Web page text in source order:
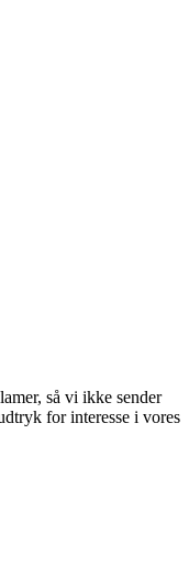
så vi ikke sender
for interesse i vores